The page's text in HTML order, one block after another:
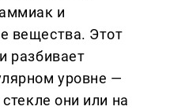
и
вещества. Этот
разбивает
уровне —
они или на